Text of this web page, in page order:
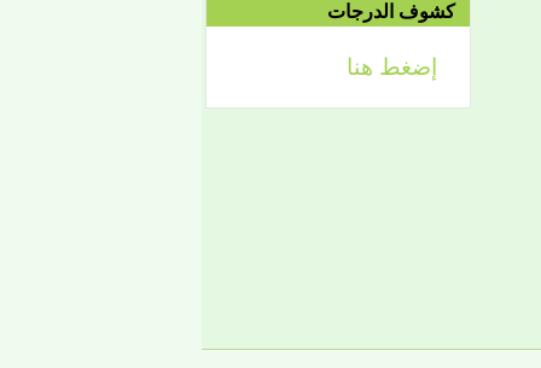
إعلان
كشوف الدرجات
إضغط هنا